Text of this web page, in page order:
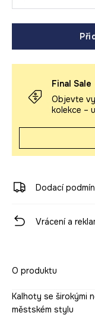
Final Sale
Objevte
kolekce –
Dodací
Vrácení a
O produktu
Kalhoty se širokými
městském stylu